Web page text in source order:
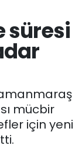
süresi
mücbir
için yeni